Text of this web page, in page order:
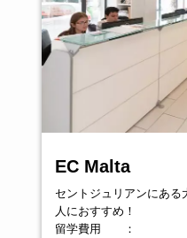
EC Malta
セントジュリアンにあ
人におすすめ！
留学費用 ：